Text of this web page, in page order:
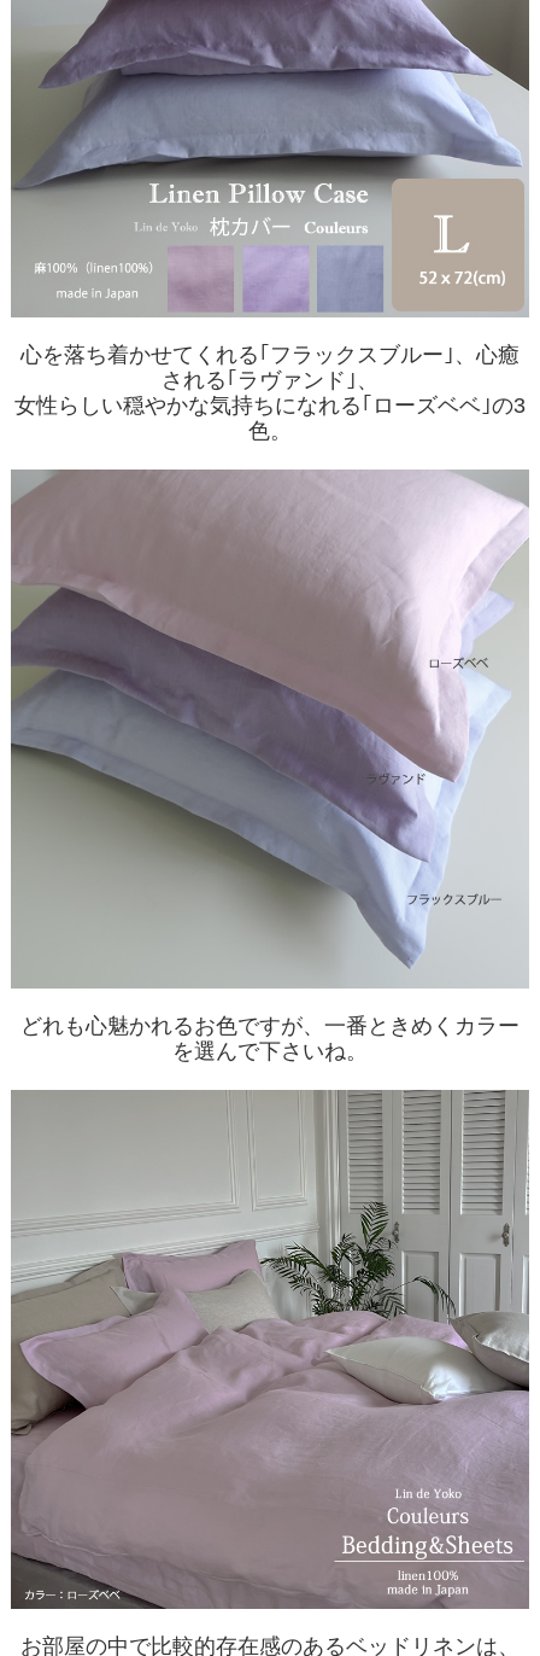
心を落ち着かせてくれる｢フラックスブルー｣、心癒
される｢ラヴァンド｣、
女性らしい穏やかな気持ちになれる｢ローズベベ｣の3
色。
どれも心魅かれるお色ですが、一番ときめくカラー
を選んで下さいね。
お部屋の中で比較的存在感のあるベッドリネンは、